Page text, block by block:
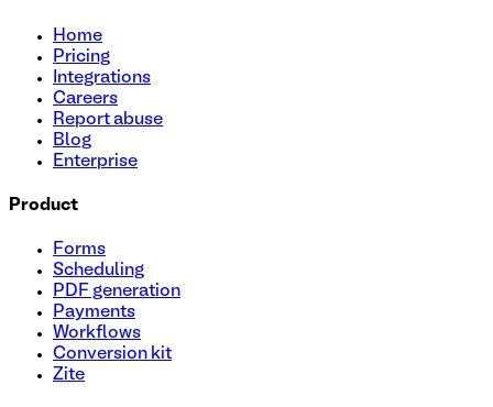
Home
Pricing
Integrations
Careers
Report abuse
Blog
Enterprise
Product
Forms
Scheduling
PDF generation
Payments
Workflows
Conversion kit
Zite